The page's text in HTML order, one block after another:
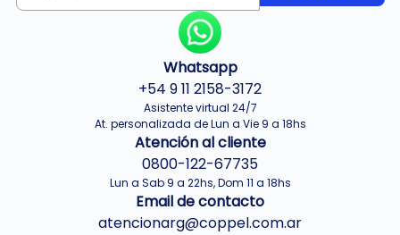
Whatsapp
+54 9 11 2158-3172
Asistente virtual 24/7
At. personalizada de Lun a Vie 9 a 18hs
Atención al cliente
0800-122-67735
Lun a Sab 9 a 22hs, Dom 11 a 18hs
Email de contacto
atencionarg@coppel.com.ar